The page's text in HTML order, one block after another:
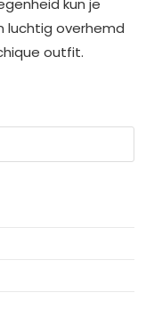
luchtig overhemd
outfit.